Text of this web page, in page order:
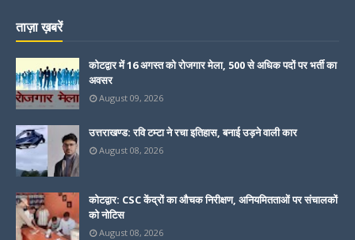
ताज़ा ख़बरें
कोटद्वार में 16 अगस्त को रोजगार मेला, 500 से अधिक पदों पर भर्ती का
अवसर
August 09, 2026
उत्तराखण्ड: रवि टम्टा ने रचा इतिहास, बनाई उड़ने वाली कार
August 08, 2026
कोटद्वार: CSC केंद्रों का औचक निरीक्षण, अनियमितताओं पर संचालकों
को नोटिस
August 08, 2026